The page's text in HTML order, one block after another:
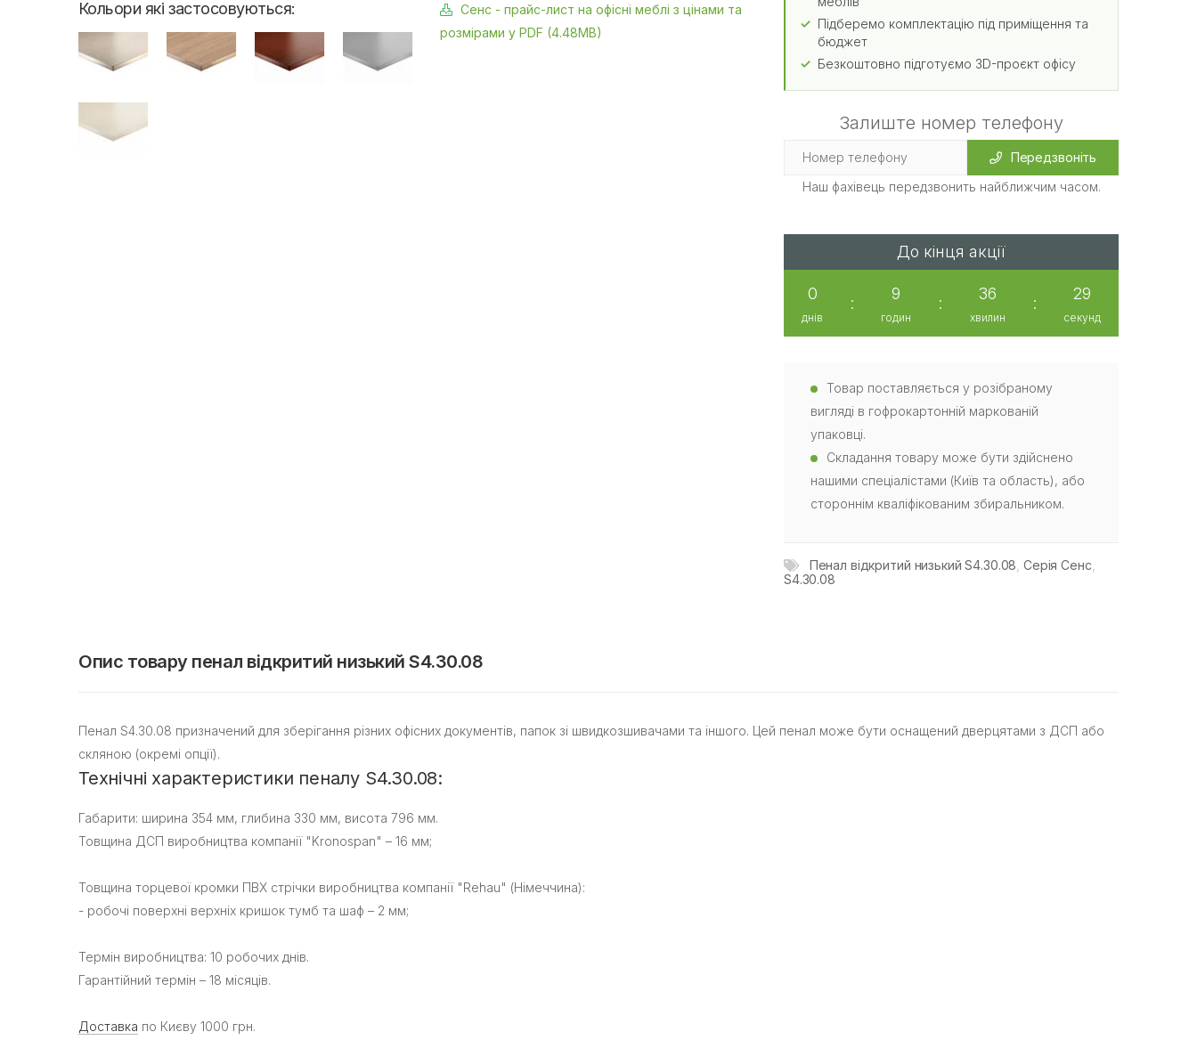
Кольори які застосовуються:
Сенс - прайс-лист на офісні меблі з цінами та
розмірами у PDF (4.48MB)
Підберемо комплектацію під приміщення та
бюджет
Безкоштовно підготуємо 3D-проєкт офісу
Залиште номер телефону
Передзвоніть
Наш фахівець передзвонить найближчим часом.
До кінця акції
0
днів
:
9
годин
:
36
хвилин
:
28
секунд
Товар поставляється у розібраному
вигляді в гофрокартонній маркованій
упаковці.
Складання товару може бути здійснено
нашими спеціалістами (Київ та область), або
стороннім кваліфікованим збиральником.
Пенал відкритий низький S4.30.08 ,Серія Сенс
S4.30.08
Опис товару пенал відкритий низький S4.30.08
Пенал S4.30.08 призначений для зберігання різних офісних документів, папок зі швидкозшивачами та іншого. Цей пенал може бути оснащений дверцятами з ДСП або
скляною (окремі опції).
Технічні характеристики пеналу S4.30.08:
Габарити: ширина 354 мм, глибина 330 мм, висота 796 мм.
Товщина ДСП виробництва компанії "Kronospan" – 16 мм;
Товщина торцевої кромки ПВХ стрічки виробництва компанії "Rehau" (Німеччина):
- робочі поверхні верхніх кришок тумб та шаф – 2 мм;
Термін виробництва: 10 робочих днів.
Гарантійний термін – 18 місяців.
Доставка по Києву 1000 грн.